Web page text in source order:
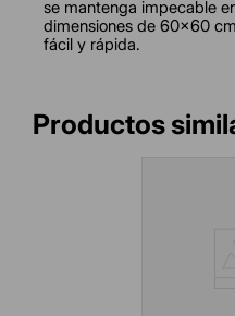
se mantenga impecable
dimensiones de 60x60
fácil y rápida.